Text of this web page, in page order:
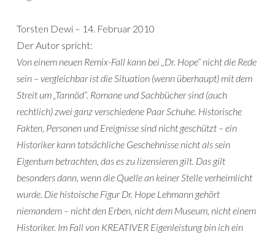
Torsten Dewi – 14. Februar 2010
Der Autor spricht:
Von einem neuen Remix-Fall kann bei „Dr. Hope“ nicht die Rede
sein – vergleichbar ist die Situation (wenn überhaupt) mit dem
Streit um „Tannöd“. Romane und Sachbücher sind (auch
rechtlich) zwei ganz verschiedene Paar Schuhe. Historische
Fakten, Personen und Ereignisse sind nicht geschützt – ein
Historiker kann tatsächliche Geschehnisse nicht als sein
Eigentum betrachten, das es zu lizensieren gilt. Das gilt
besonders dann, wenn die Quelle an keiner Stelle verheimlicht
wurde. Die histoische Figur Dr. Hope Lehmann gehört
niemandem – nicht den Erben, nicht dem Museum, nicht einem
Historiker. Im Fall von KREATIVER Eigenleistung bin ich ein